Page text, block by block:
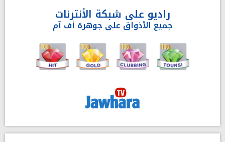
راديو على شبكة الأنترنات
جميع الأذواق على جوهرة أف آم